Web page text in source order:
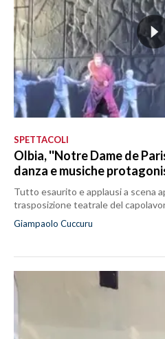
SPETTACOLI
Olbia, ''Notre Dame de
danza e musiche
Tutto esaurito e applausi a scena
trasposizione teatrale del
Giampaolo Cuccuru